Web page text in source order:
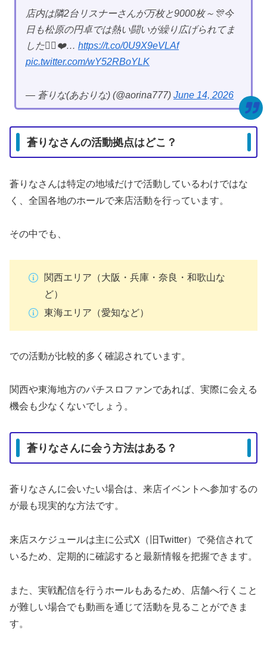
店内は隣2台リスナーさんが万枚と9000枚～🎊今
日も松原の円卓では熱い闘いが繰り広げられてま
した✊🏻❤️… https://t.co/0U9X9eVLAf
pic.twitter.com/wY52RBoYLK
— 蒼りな(あおりな) (@aorina777) June 14, 2026
蒼りなさんの活動拠点はどこ？
蒼りなさんは特定の地域だけで活動しているわけではな
く、全国各地のホールで来店活動を行っています。
その中でも、
関西エリア（大阪・兵庫・奈良・和歌山な
ど）
東海エリア（愛知など）
での活動が比較的多く確認されています。
関西や東海地方のパチスロファンであれば、実際に会える
機会も少なくないでしょう。
蒼りなさんに会う方法はある？
蒼りなさんに会いたい場合は、来店イベントへ参加するの
が最も現実的な方法です。
来店スケジュールは主に公式X（旧Twitter）で発信されて
いるため、定期的に確認すると最新情報を把握できます。
また、実戦配信を行うホールもあるため、店舗へ行くこと
が難しい場合でも動画を通じて活動を見ることができま
す。